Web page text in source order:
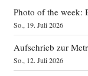
Photo of the week:
So., 19. Juli 2026
Aufschrieb zur
So., 12. Juli 2026